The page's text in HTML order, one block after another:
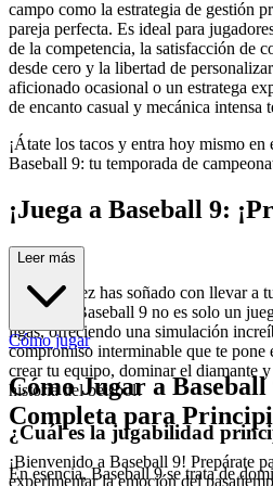
campo como la estrategia de gestión
pareja perfecta. Es ideal para
de la competencia, la satisfacción de
desde cero y la libertad de
aficionado ocasional o un estratega
de encanto casual y mecánica intensa
¡Átate los tacos y entra hoy mismo
Baseball 9: tu temporada de
¡Juega a Baseball 9:
el plato!
¿Alguna vez has soñado con llevar a
la gloria? Baseball 9 no es solo un
ligas, ofreciendo una simulación
compromiso interminable que te pone
crear tu equipo, dominar el diamante
historia del béisbol!
¿Cuál es la jugabilidad
En esencia, Baseball 9 se trata de
Leer más
Cómo jugar
Cómo Jugar a
Completa para
¡Bienvenido a Baseball 9! Prepárate
experimentar la emoción del